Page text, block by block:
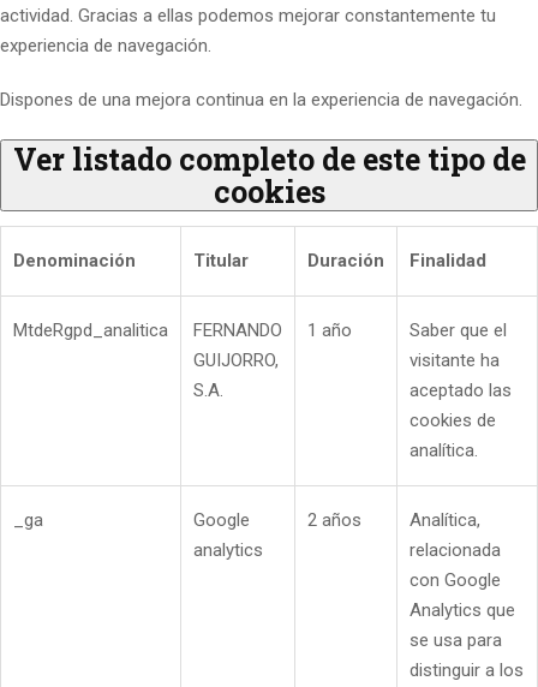
actividad. Gracias a ellas podemos mejorar constantemente tu
experiencia de navegación.
Dispones de una mejora continua en la experiencia de navegación.
Ver listado completo de este tipo de
cookies
Denominación Titular Duración Finalidad
MtdeRgpd_analitica
FERNANDO
GUIJORRO,
S.A.
1 año
Saber que el
visitante ha
aceptado las
cookies de
analítica.
_ga
Google
analytics
2 años
Analítica,
relacionada
con Google
Analytics que
se usa para
distinguir a los